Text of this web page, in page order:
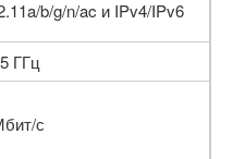
b/g/n/ac и IPv4/IPv6
ГГц
с